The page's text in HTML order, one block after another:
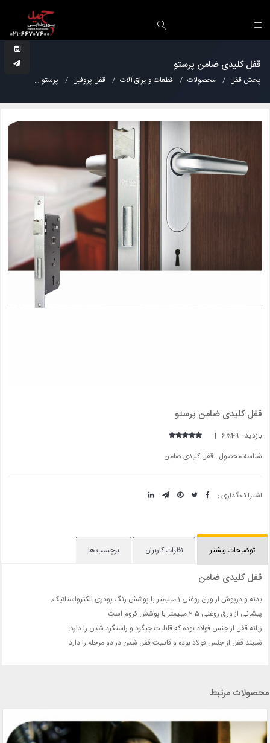
قفل کلیدی ضامن پرستو
پخش قفل محصولات قطعات و یراق آلات قفل پروفیل پرستو
قفل کلیدی ضامن پرستو
بازدید : 6549 |
شناسه محصول : قفل کلیدی ضامن
اشتراک گذاری :
توضیحات بیشتر نظرات کاربران برچسب ها
قفل کلیدی ضامن
بدنه و درپوش از ورق روغنی 1 میلیمتر با پوشش رنگ پودری الکترواستاتیک.
پیشانی از ورق روغنی 2.5 میلیمتر با پوشش کروم است.
زبانه قفل از جنس فولاد بوده که قابلیت چپگرد و راستگرد شدن را دارد.
شببند قفل از جنس فولاد بوده و قابلیت قفل شدن در دو مرحله را دارد.
محصولات مرتبط